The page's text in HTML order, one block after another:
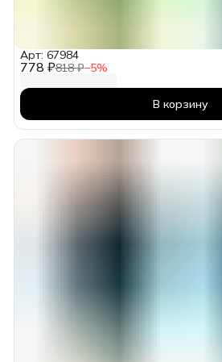
778 ₽818 ₽−5%
Арт: 67984
В корзину